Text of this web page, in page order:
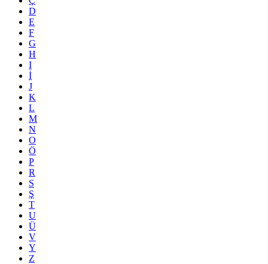
D
E
F
G
H
I
İ
J
K
L
M
N
O
Ö
P
R
S
Ş
T
U
Ü
V
Y
Z